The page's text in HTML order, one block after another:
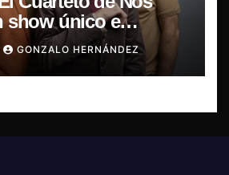
show único e
el Movistar Arena
GONZALO HERNÁNDEZ